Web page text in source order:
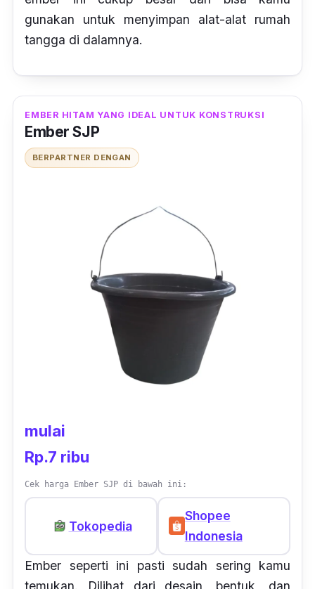
gunakan untuk menyimpan alat-alat rumah
tangga di dalamnya.
EMBER HITAM YANG IDEAL UNTUK KONSTRUKSI
Ember SJP
BERPARTNER DENGAN
mulai
Rp.7 ribu
Cek harga Ember SJP di bawah ini:
Tokopedia
Shopee
Indonesia
Ember seperti ini pasti sudah sering kamu
temukan. Dilihat dari desain, bentuk, dan